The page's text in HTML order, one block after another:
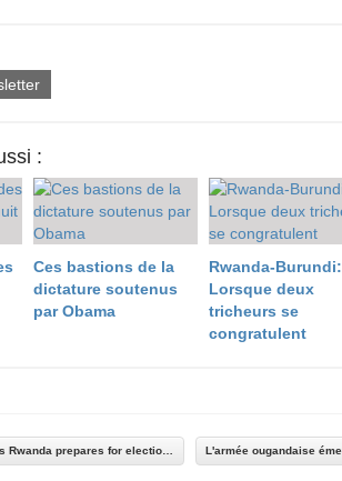
:
Ces bastions de la
dictature soutenus
par Obama
Rwanda-Burundi:
Lorsque deux
tricheurs se
congratulent